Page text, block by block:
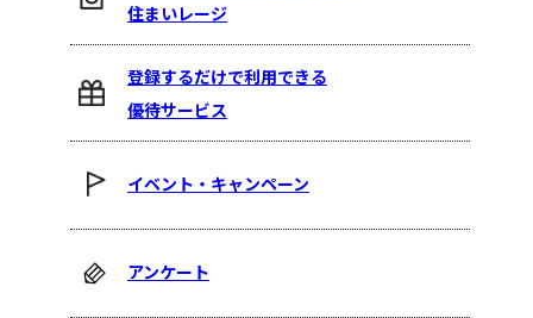
住まいレージ
登録するだけで利用できる
優待サービス
イベント・キャンペーン
アンケート